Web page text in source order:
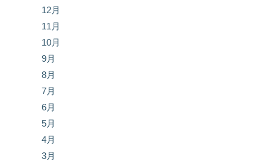
12月
11月
10月
9月
8月
7月
6月
5月
4月
3月